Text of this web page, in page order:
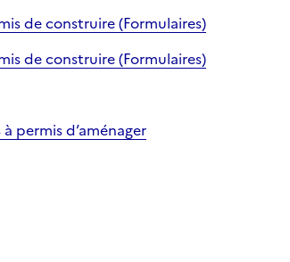
de construire (Formulaires)
de construire (Formulaires)
permis d’aménager